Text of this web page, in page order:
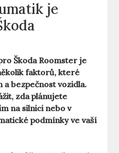
je
Škoda Roomster je
faktorů, které
a bezpečnost vozidla.
zda plánujete
na silnici nebo v
podmínky ve vaší